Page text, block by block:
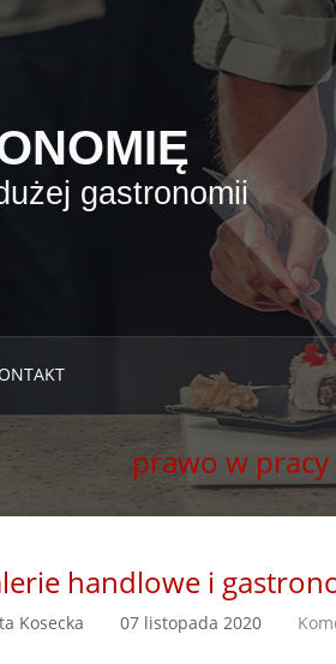
gastronomii
prawo w
handlowe i
Kosecka 07 listopada 2020